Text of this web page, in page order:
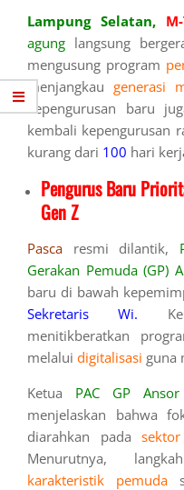
Lampung Selatan,
agung langsung
mengusung program
menjangkaugenerasi
kepengurusan baru
kembali kepengurusan
kurang dari 100 hari
Pengurus Baru
Gen Z
Pasca resmi dilantik,
Gerakan Pemuda (GP)
baru di bawah
Sekretaris Wi.
menitikberatkan
melalui digitalisasi guna
Ketua PAC GP
menjelaskan bahwa
diarahkan pada
Menurutnya,
karakteristik pemuda